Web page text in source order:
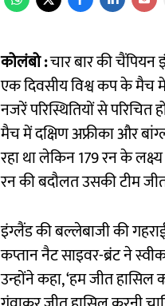
कोलंबो :चार बार की चैंपियन
एक दिवसीय विश्व कप के मैच
नजरें परिस्थितियों से
मैच में दक्षिण अफ्रीका और
रहा था लेकिन 179 रन के
रन की बदौलत उसकी टीम
इंग्लैंड की बल्लेबाजी की
कप्तान नैट साइवर-ब्रंट ने
उन्होंने कहा, ‘हम जीत